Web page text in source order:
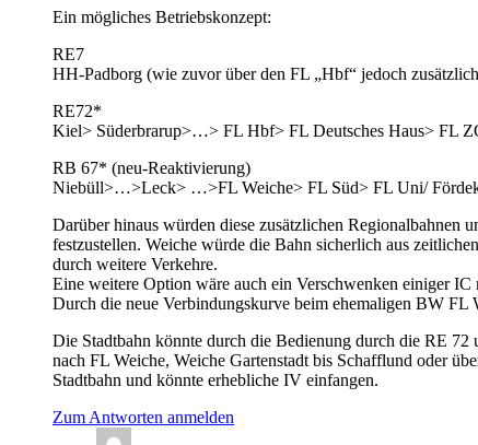
Ein mögliches Betriebskonzept:
RE7
HH-Padborg (wie zuvor über den FL „Hbf“ jedoch
RE72*
Kiel> Süderbrarup>…> FL Hbf> FL Deutsches Haus> FL
RB 67* (neu-Reaktivierung)
Niebüll>…>Leck> …>FL Weiche> FL Süd> FL Uni/
Darüber hinaus würden diese zusätzlichen Regionalbahnen
festzustellen. Weiche würde die Bahn sicherlich aus
durch weitere Verkehre.
Eine weitere Option wäre auch ein Verschwenken einiger
Durch die neue Verbindungskurve beim ehemaligen BW FL
Die Stadtbahn könnte durch die Bedienung durch die RE
nach FL Weiche, Weiche Gartenstadt bis Schafflund oder
Stadtbahn und könnte erhebliche IV einfangen.
Zum Antworten anmelden